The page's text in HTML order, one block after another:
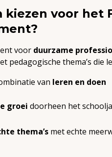
kiezen voor het
voor duurzame
pedagogische thema’s die
van leren en doen
groei doorheen het
thema’s met echte